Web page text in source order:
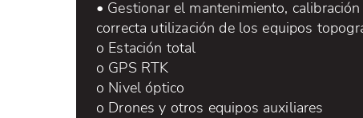
• Gestionar el mantenimiento,
correcta utilización de los equipos
o Estación total
o GPS RTK
o Nivel óptico
o Drones y otros equipos auxiliares